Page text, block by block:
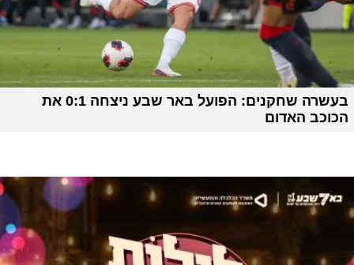
בעשרה שחקנים: הפועל באר שבע ניצחה 0:1 את
הכוכב האדום